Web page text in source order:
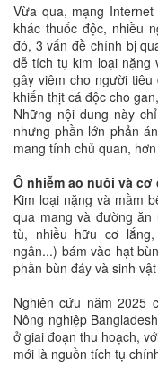
Vừa qua, mạng
khác thuốc độc, nhiều
đó, 3 vấn đề chính bị
dễ tích tụ kim loại nặng
gây viêm cho người tiêu
khiến thịt cá độc cho
Những nội dung này
nhưng phần lớn phản
mang tính chủ quan,
Ô nhiễm ao nuôi và
Kim loại nặng và mầm
qua mang và đường ăn
tù, nhiều hữu cơ
ngân...) bám vào hạt
phần bùn đáy và sinh
Nghiên cứu năm 2025
Nông nghiệp
ở giai đoạn thu hoạch,
mới là nguồn tích tụ